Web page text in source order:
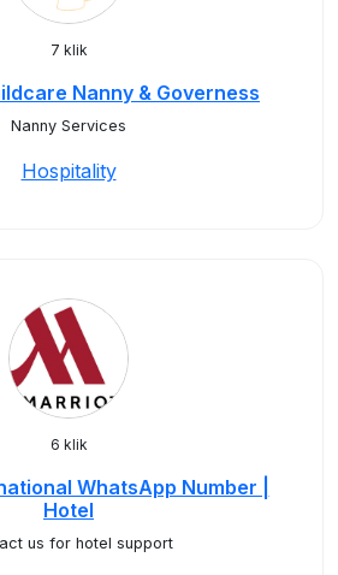
7 klik
Nanny & Governess
Nanny Services
Hospitality
6 klik
WhatsApp Number |
Hotel
us for hotel support